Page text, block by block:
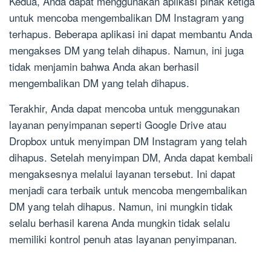
untuk mencoba mengembalikan DM Instagram yang
terhapus. Beberapa aplikasi ini dapat membantu Anda
mengakses DM yang telah dihapus. Namun, ini juga
tidak menjamin bahwa Anda akan berhasil
mengembalikan DM yang telah dihapus.
Terakhir, Anda dapat mencoba untuk menggunakan
layanan penyimpanan seperti Google Drive atau
Dropbox untuk menyimpan DM Instagram yang telah
dihapus. Setelah menyimpan DM, Anda dapat kembali
mengaksesnya melalui layanan tersebut. Ini dapat
menjadi cara terbaik untuk mencoba mengembalikan
DM yang telah dihapus. Namun, ini mungkin tidak
selalu berhasil karena Anda mungkin tidak selalu
memiliki kontrol penuh atas layanan penyimpanan.